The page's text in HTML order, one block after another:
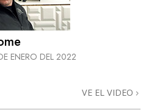
ENERO DEL 2022
VE EL VIDEO